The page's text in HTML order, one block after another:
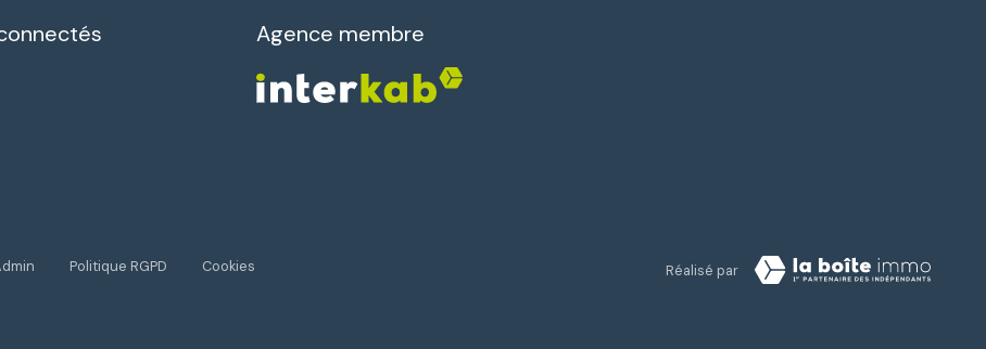
Agence membre
Politique RGPD Cookies Réalisé par